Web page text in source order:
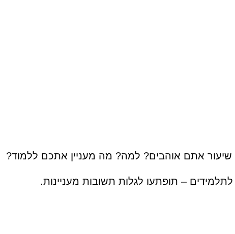
שיעור אתם אוהבים? למה? מה מעניין אתכם ללמוד?
– תופתעו לגלות תשובות מעניינות.